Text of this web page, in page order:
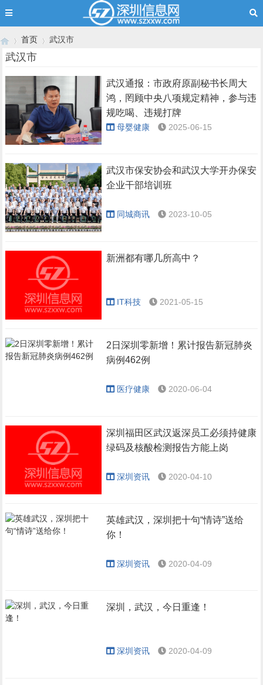
›
首页
›
武汉市
武汉市
武汉通报：市政府原副秘书长周大
鸿，罔顾中央八项规定精神，参与违
规吃喝、违规打牌
母婴健康 2025-06-15
武汉市保安协会和武汉大学开办保安
企业干部培训班
同城商讯 2023-10-05
新洲都有哪几所高中？
IT科技 2021-05-15
2日深圳零新增！累计报告新冠肺炎
病例462例
医疗健康 2020-06-04
深圳福田区武汉返深员工必须持健康
绿码及核酸检测报告方能上岗
深圳资讯 2020-04-10
英雄武汉，深圳把十句“情诗”送给
你！
深圳资讯 2020-04-09
深圳，武汉，今日重逢！
深圳资讯 2020-04-09